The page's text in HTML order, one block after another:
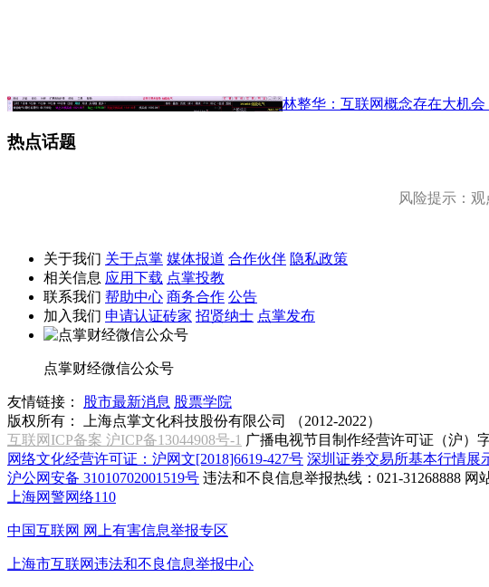
林整华：互联网概念存在大机会
热点话题
风险提示：
关于我们 关于点掌 媒体报道 合作伙伴 隐私政策
相关信息 应用下载 点掌投教
联系我们 帮助中心 商务合作 公告
加入我们 申请认证砖家 招贤纳士 点掌发布
点掌财经微信公众号
友情链接： 股市最新消息 股票学院
版权所有：
上海点掌文化科技股份有限公司 （2012-2022）
互联网ICP备案 沪ICP备13044908号-1 广播电视节目制作经营许可证（沪）
网络文化经营许可证：沪网文[2018]6619-427号 深圳证券交易所基本行情展
沪公网安备 31010702001519号 违法和不良信息举报热线：021-31268888 网
上海网警网络110
中国互联网 网上有害信息举报专区
上海市互联网违法和不良信息举报中心